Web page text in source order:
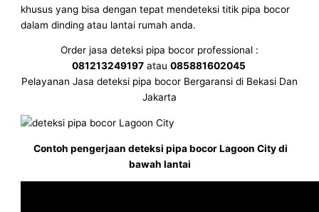
khusus yang bisa dengan tepat mendeteksi titik pipa bocor
dalam dinding atau lantai rumah anda.
Order jasa deteksi pipa bocor professional :
081213249197atau 085881602045
Pelayanan Jasa deteksi pipa bocor Bergaransi di Bekasi Dan
Jakarta
Contoh pengerjaan deteksi pipa bocor Lagoon City di
bawah lantai